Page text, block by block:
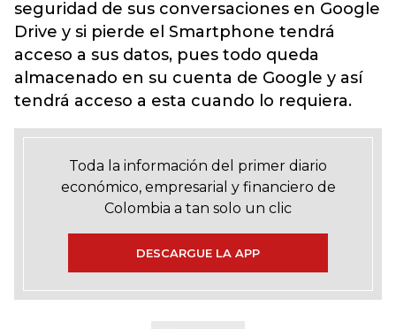
seguridad de sus conversaciones en Google
Drive y si pierde el Smartphone tendrá
acceso a sus datos, pues todo queda
almacenado en su cuenta de Google y así
tendrá acceso a esta cuando lo requiera.
Toda la información del primer diario
económico, empresarial y financiero de
Colombia a tan solo un clic
DESCARGUE LA APP